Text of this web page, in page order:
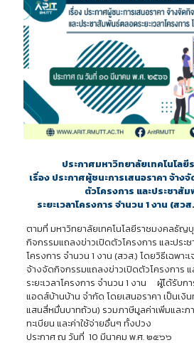
ประกาศมหาวิทยาลัยเทคโนโล
เรื่อง ประกาศผู้ชนะการเสนอราคา จ้า
ตัวโครงการ และประชาสั
ระยะเวลาโครงการ จำนวน 1 งาน (สว
ตามที่ มหาวิทยาลัยเทคโนโลยีราชมงคลธัญ
กิจกรรมแถลงข่าวเปิดตัวโครงการ และประ
โครงการ จำนวน 1 งาน (สวส.) โดยวิธีเฉพาะ
จ้างจัดกิจกรรมแถลงข่าวเปิดตัวโครงการ
ระยะเวลาโครงการ จำนวน 1 งาน ผู้ได้รับก
แอดส์บ้านบ้าน จำกัด โดยเสนอราคา เป็นเ
แสนสี่หมื่นบาทถ้วน) รวมภาษีมูลค่าเพิ่มและ
ทะเบียน และค่าใช้จ่ายอื่นๆ ทั้งปวง
ประกาศ ณ วันที่ 10 มีนาคม พ.ศ. ๒๕๖๖